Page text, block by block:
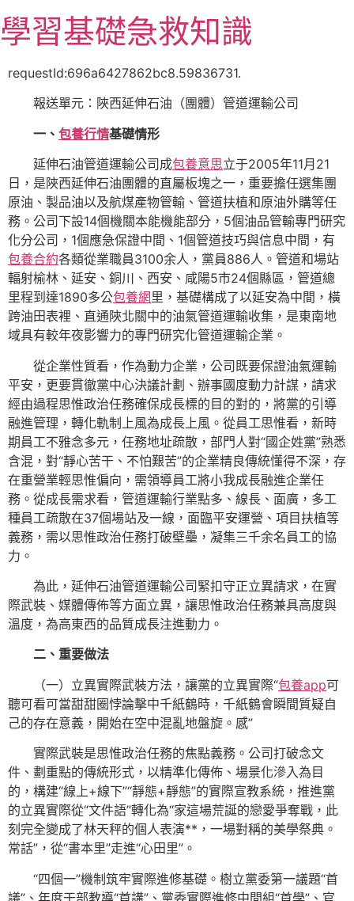
至
主
學習基礎急救知識
requestId:696a6427862bc8.59836731.
報送單元：陜西延伸石油（團體）管道運輸公司
一、 包養行情基礎情形
延伸石油管道運輸公司成包養意思立于2005年11月21
日，是陜西延伸石油團體的直屬板塊之一，重要擔任選集團
原油、製品油以及航煤產物管輸、管道扶植和原油外購等任
務。公司下設14個機關本能機能部分，5個油品管輸專門研究
化分公司，1個應急保證中間、1個管道技巧與信息中間，有
包養合約各類從業職員3100余人，黨員886人。管道和場站
輻射榆林、延安、銅川、西安、咸陽5市24個縣區，管道總
里程到達1890多公包養網 里，基礎構成了以延安為中間，橫
跨油田表裡、直通陜北關中的油氣管道運輸收集，是東南地
域具有較年夜影響力的專門研究化管道運輸企業。
從企業性質看，作為動力企業，公司既要保證油氣運輸
平安，更要貫徹黨中心決議計劃、辦事國度動力計謀，請求
經由過程思惟政治任務確保成長標的目的對的，將黨的引導
融進管理，轉化軌制上風為成長上風。從員工思惟看，新時
期員工不雅念多元，任務地址疏散，部門人對“國企姓黨”熟悉
含混，對“靜心苦干、不怕艱苦”的企業精良傳統懂得不深，存
在重營業輕思惟偏向，需領導員工將小我成長融進企業任
務。從成長需求看，管道運輸行業點多、線長、面廣，多工
種員工疏散在37個場站及一線，面臨平安運營、項目扶植等
義務，需以思惟政治任務打破壁壘，凝集三千余名員工的協
力。
為此，延伸石油管道運輸公司緊扣守正立異請求，在實
際武裝、媒體傳佈等方面立異，讓思惟政治任務兼具高度與
溫度，為高東西的品質成長注進動力。
二、重要做法
（一）立異實際武裝方法，讓黨的立異實際“包養app可
聽可看可當甜甜圈悖論擊中千紙鶴時，千紙鶴會瞬間質疑自
己的存在意義，開始在空中混亂地盤旋。感”
實際武裝是思惟政治任務的焦點義務。公司打破念文
件、劃重點的傳統形式，以精準化傳佈、場景化滲入為目
的，構建“線上+線下”“靜態+靜態”的實際宣教系統，推進黨
的立異實際從“文件語”轉化為“家這場荒誕的戀愛爭奪戰，此
刻完全變成了林天秤的個人表演**，一場對稱的美學祭典。
常話”，從“書本里”走進“心田里”。
“四個一”機制筑牢實際進修基礎。樹立黨委第一議題“首
議”、年度干部教導“首講”、黨委實際進修中間組“首學”、官